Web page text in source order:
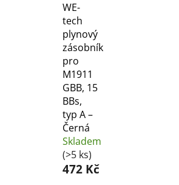
WE-
tech
plynový
zásobník
pro
M1911
GBB, 15
BBs,
typ A –
Černá
Skladem
(>5 ks)
472 Kč